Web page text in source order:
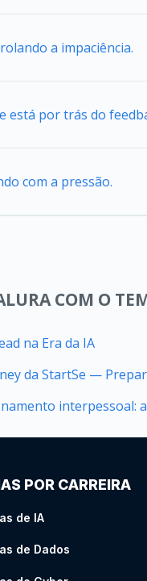
a impaciência.
está por trás do
com a pressão.
COM O
na Era da IA
da StartSe —
interpessoal:
POR CARREIRA
de IA
de Dados